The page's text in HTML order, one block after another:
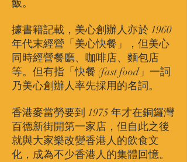
飯。
​據書籍記載，美心創辦人亦於 1960
年代末經營「美心快餐」，但美心
同時經營餐廳、咖啡店、麵包店
等。但有指「快餐 (fast food」一詞
乃美心創辦人率先採用的名詞。
香港麥當勞要到 1975 年才在銅鑼灣
百德新街開第一家店，但自此之後
就與大家樂改變香港人的飲食文
化，成為不少香港人的集體回憶。